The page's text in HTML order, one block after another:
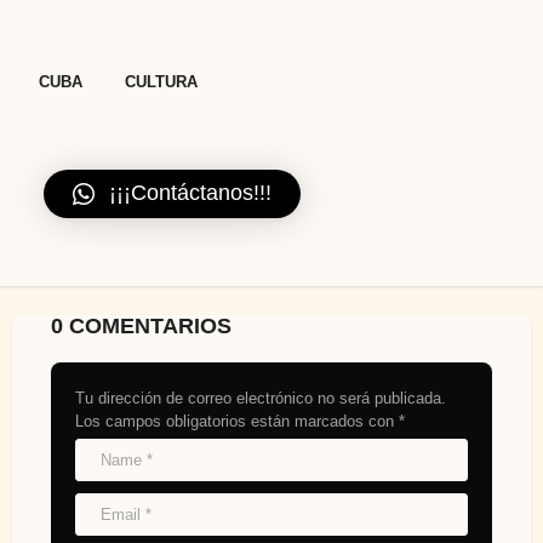
CUBA CULTURA
¡¡¡Contáctanos!!!
0 COMENTARIOS
Tu dirección de correo electrónico no será publicada.
Los campos obligatorios están marcados con *